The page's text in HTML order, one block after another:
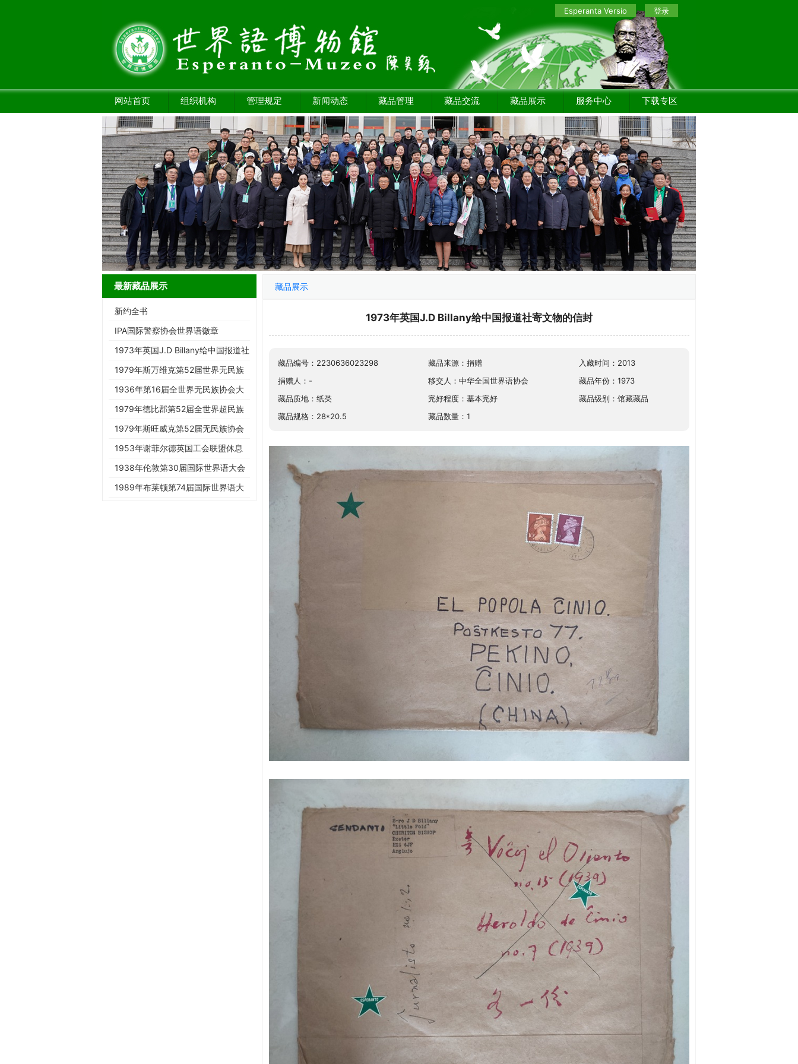
Esperanta Versio 登录
网站首页 组织机构 管理规定 新闻动态 藏品管理 藏品交流 藏品展示 服务中心 下载专区
最新藏品展示
新约全书
IPA国际警察协会世界语徽章
1973年英国J.D Billany给中国报道社
寄文物的信封
1979年斯万维克第52届世界无民族
协会大会明信片
1936年第16届全世界无民族协会大
会实寄明信片
1979年德比郡第52届全世界超民族
协会大会实寄明信片
1979年斯旺威克第52届无民族协会
大会明信片
1953年谢菲尔德英国工会联盟休息
室工党之家明信片
1938年伦敦第30届国际世界语大会
实寄封
1989年布莱顿第74届国际世界语大
藏品展示
1973年英国J.D Billany给中国报道社寄文物的信封
藏品编号：2230636023298 藏品来源：捐赠
入藏时间：2013
捐赠人：-
移交人：中华全国世界语协会
藏品年份：1973
藏品质地：纸类
完好程度：基本完好
藏品级别：馆藏藏品
藏品规格：28*20.5
藏品数量：1